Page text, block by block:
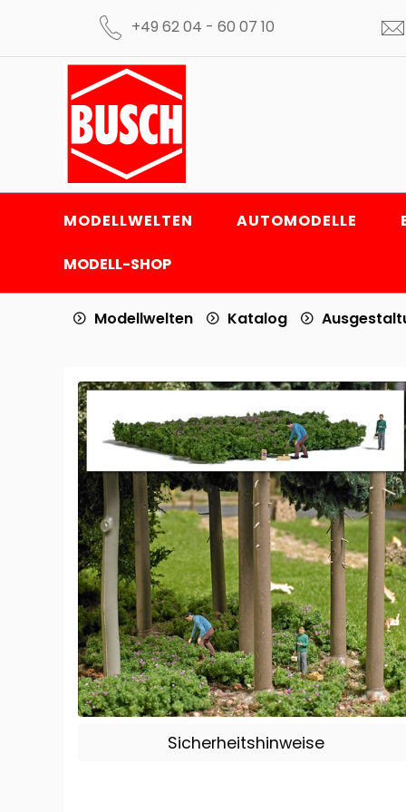
+49 62 04 - 60 07 10
MODELLWELTEN AUTOMODELLE
MODELL-SHOP
Modellwelten Katalog
Sicherheitshinweise